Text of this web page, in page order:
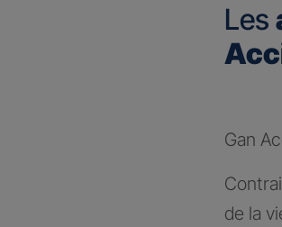
Les
Gan
de la